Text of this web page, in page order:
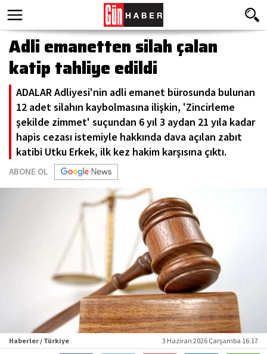
Adli emanetten silah çalan
katip tahliye edildi
ADALAR Adliyesi'nin adli emanet bürosunda bulunan
12 adet silahın kaybolmasına ilişkin, 'Zincirleme
şekilde zimmet' suçundan 6 yıl 3 aydan 21 yıla kadar
hapis cezası istemiyle hakkında dava açılan zabıt
katibi Utku Erkek, ilk kez hakim karşısına çıktı.
ABONE OL
Haberler / Türkiye 3 Haziran 2026 Çarşamba 16:17